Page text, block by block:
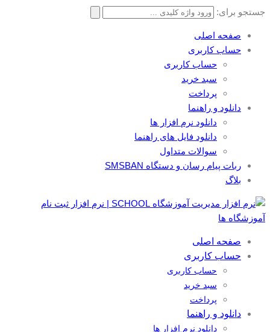
جستجو برای:
صفحه اصلی
حساب کاربری
حساب کاربری
سبد خرید
پرداخت
دانلود و راهنما
دانلود نرم افزار ها
دانلود فایل های راهنما
سوالات متداول
ربات پیام رسان و دستگاه SMSBAN
بلاگ
صفحه اصلی
حساب کاربری
حساب کاربری
سبد خرید
پرداخت
دانلود و راهنما
دانلود نرم افزار ها